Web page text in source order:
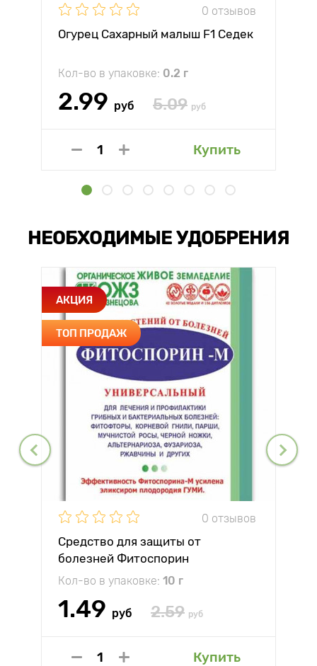
0 отзывов
Огурец Сахарный малыш F1 Седек
Кол-во в упаковке: 0.2 г
2.99 руб 5.09 руб
Купить
НЕОБХОДИМЫЕ УДОБРЕНИЯ
АКЦИЯ
ТОП ПРОДАЖ
0 отзывов
Средство для защиты от
болезней Фитоспорин
Кол-во в упаковке: 10 г
1.49 руб 2.59 руб
Купить